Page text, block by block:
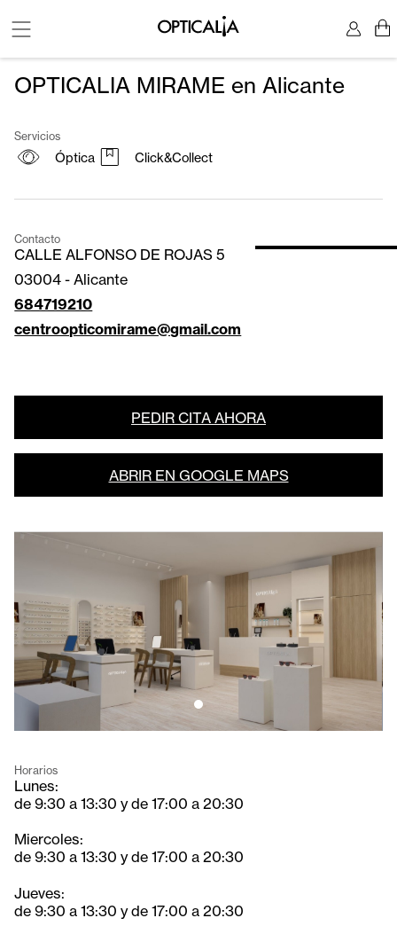
OPTICALIA MIRAME en Alicante
Servicios
Óptica Click&Collect
Contacto
CALLE ALFONSO DE ROJAS 5
03004 -Alicante
684719210
centroopticomirame@gmail.com
PEDIR CITA AHORA
ABRIR EN GOOGLE MAPS
Horarios
Lunes:
de 9:30 a 13:30 y de 17:00 a 20:30
Miercoles:
de 9:30 a 13:30 y de 17:00 a 20:30
Jueves:
de 9:30 a 13:30 y de 17:00 a 20:30